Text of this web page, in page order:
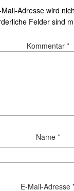
Adresse wird
Felder sind
Kommentar *
Name *
E-Mail-Adresse